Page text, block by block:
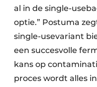
al in de single-
optie.” Postuma
single-usevariant
een succesvolle
kans op
proces wordt alles